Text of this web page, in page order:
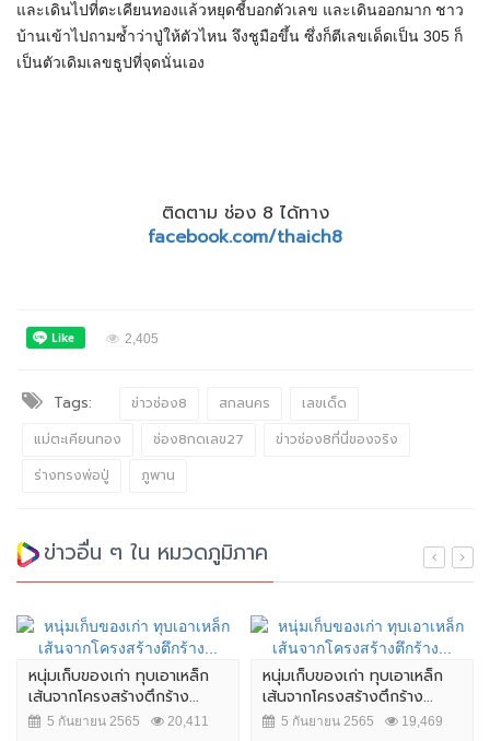
และเดินไปที่ตะเคียนทองแล้วหยุดชี้บอกตัวเลข และเดินออกมาก ชาว
บ้านเข้าไปถามซ้ำว่าปู่ให้ตัวไหน จึงชูมือขึ้น ซึ่งก็ตีเลขเด็ดเป็น 305 ก็
เป็นตัวเดิมเลขธูปที่จุดนั่นเอง
ติดตาม ช่อง 8 ได้ทาง
facebook.com/thaich8
2,405
Tags: ข่าวช่อง8 สกลนคร
เลขเด็ด
แม่ตะเคียนทอง
ช่อง8กดเลข27
ข่าวช่อง8ที่นี่ของจริง
ร่างทรงพ่อปู่
ภูพาน
ข่าวอื่น ๆ ใน หมวดภูมิภาค
หนุ่มเก็บของเก่า ทุบเอาเหล็ก
เส้นจากโครงสร้างตึกร้าง...
5 กันยายน 2565 20,411
หนุ่มเก็บของเก่า ทุบเอาเหล็ก
เส้นจากโครงสร้างตึกร้าง...
5 กันยายน 2565 19,469